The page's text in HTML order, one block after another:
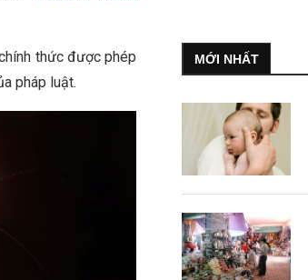
thức được phép
pháp luật.
MỚI NHẤT